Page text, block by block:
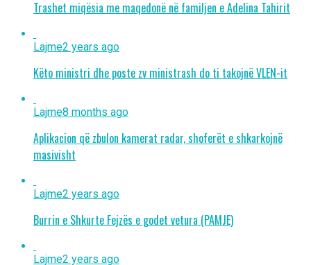
Trashet miqësia me maqedonë në familjen e Adelina Tahirit
Lajme2 years ago
Këto ministri dhe poste zv ministrash do ti takojnë VLEN-it
Lajme8 months ago
Aplikacion që zbulon kamerat radar, shoferët e shkarkojnë
masivisht
Lajme2 years ago
Burrin e Shkurte Fejzës e godet vetura (PAMJE)
Lajme2 years ago